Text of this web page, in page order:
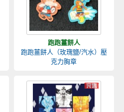
跑跑薑餅人
跑跑薑餅人（玫瑰鹽/汽水）壓
克力胸章